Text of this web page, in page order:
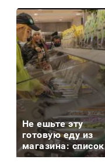
Не ешьте эту
готовую еду из
магазина: список